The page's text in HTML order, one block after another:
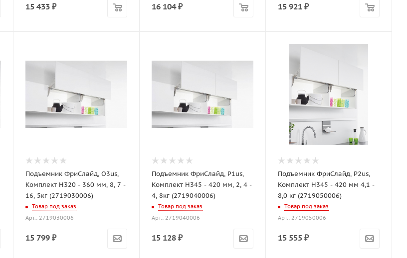
15 433 ₽ 16 104₽ 15 921 ₽
Подъемник ФриСлайд, O3us,
Комплект H320 - 360 мм, 8, 7 -
16, 5кг (2719030006)
Товар под заказ
Арт.: 2719030006
15 799 ₽
Подъемник ФриСлайд, P1us,
Комплект H345 - 420 мм, 2, 4 -
4, 8кг (2719040006)
Товар под заказ
Арт.: 2719040006
15 128 ₽
Подъемник ФриСлайд, P2us,
Комплект H345 - 420 мм 4,1 -
8,0 кг (2719050006)
Товар под заказ
Арт.: 2719050006
15 555 ₽